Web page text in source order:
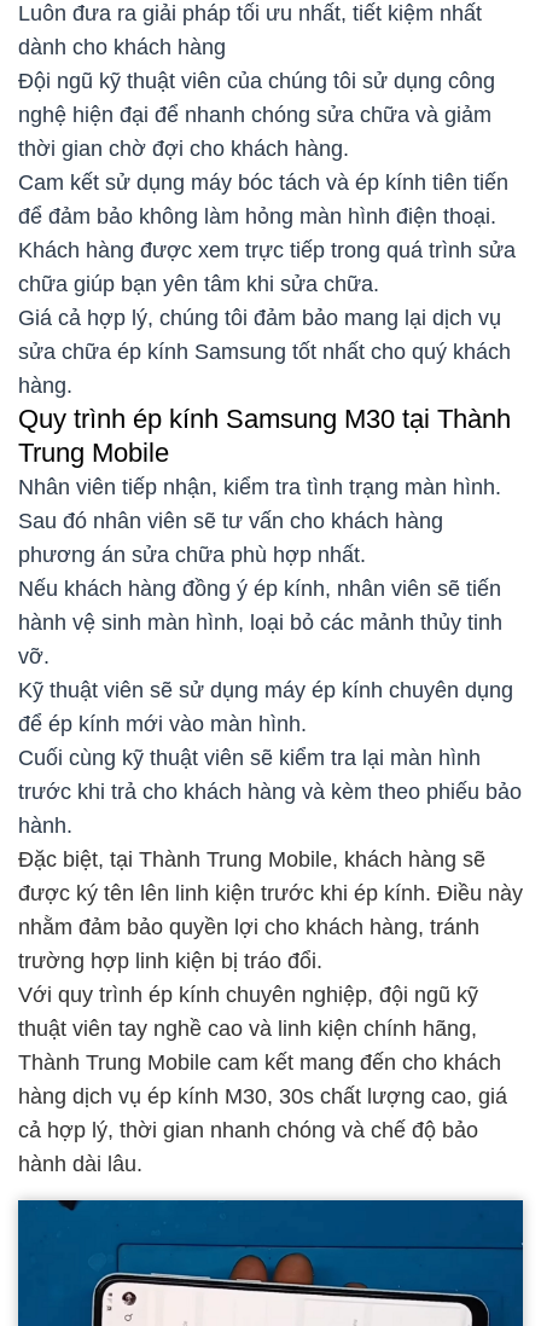
Luôn đưa ra giải pháp tối ưu nhất, tiết kiệm nhất
dành cho khách hàng
Đội ngũ kỹ thuật viên của chúng tôi sử dụng công
nghệ hiện đại để nhanh chóng sửa chữa và giảm
thời gian chờ đợi cho khách hàng.
Cam kết sử dụng máy bóc tách và ép kính tiên tiến
để đảm bảo không làm hỏng màn hình điện thoại.
Khách hàng được xem trực tiếp trong quá trình sửa
chữa giúp bạn yên tâm khi sửa chữa.
Giá cả hợp lý, chúng tôi đảm bảo mang lại dịch vụ
sửa chữa ép kính Samsung tốt nhất cho quý khách
hàng.
Quy trình ép kính Samsung M30 tại Thành
Trung Mobile
Nhân viên tiếp nhận, kiểm tra tình trạng màn hình.
Sau đó nhân viên sẽ tư vấn cho khách hàng
phương án sửa chữa phù hợp nhất.
Nếu khách hàng đồng ý ép kính, nhân viên sẽ tiến
hành vệ sinh màn hình, loại bỏ các mảnh thủy tinh
vỡ.
Kỹ thuật viên sẽ sử dụng máy ép kính chuyên dụng
để ép kính mới vào màn hình.
Cuối cùng kỹ thuật viên sẽ kiểm tra lại màn hình
trước khi trả cho khách hàng và kèm theo phiếu bảo
hành.
Đặc biệt, tại Thành Trung Mobile, khách hàng sẽ
được ký tên lên linh kiện trước khi ép kính. Điều này
nhằm đảm bảo quyền lợi cho khách hàng, tránh
trường hợp linh kiện bị tráo đổi.
Với quy trình ép kính chuyên nghiệp, đội ngũ kỹ
thuật viên tay nghề cao và linh kiện chính hãng,
Thành Trung Mobile cam kết mang đến cho khách
hàng dịch vụ ép kính M30, 30s chất lượng cao, giá
cả hợp lý, thời gian nhanh chóng và chế độ bảo
hành dài lâu.